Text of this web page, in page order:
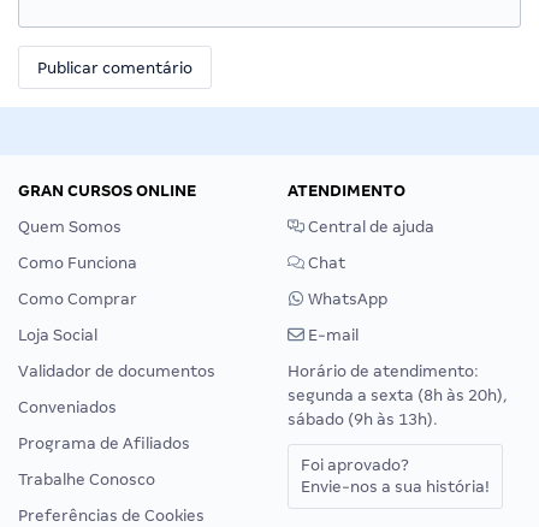
GRAN CURSOS ONLINE
Quem Somos
Como Funciona
Como Comprar
Loja Social
Validador de documentos
Conveniados
Programa de Afiliados
Trabalhe Conosco
Preferências de Cookies
ATENDIMENTO
Central de ajuda
Chat
WhatsApp
E-mail
Horário de atendimento:
segunda a sexta (8h às 20h),
sábado (9h às 13h).
Foi aprovado?
Envie-nos a sua história!